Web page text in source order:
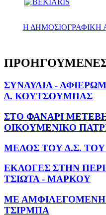
Η ΔΗΜΟΣΙΟΓΡΑΦΙΚΗ
ΣΥΝΑΥΛΙΑ -
Δ. ΚΟΥΤΣΟΥΜΠΑΣ
ΣΤΟ ΦΑΝΑΡΙ
ΟΙΚΟΥΜΕΝΙΚΟ
ΜΕΛΟΣ ΤΟΥ Δ.Σ.
ΕΚΛΟΓΕΣ ΣΤΗΝ
ΤΣΙΩΤΑ - ΜΑΡΚΟΥ
ΜΕ ΑΜΦΙΛΕΓΟΜΕΝΗ
ΤΣΙΡΜΠΑ